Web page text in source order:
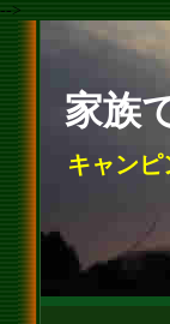
-->
家族
キャン